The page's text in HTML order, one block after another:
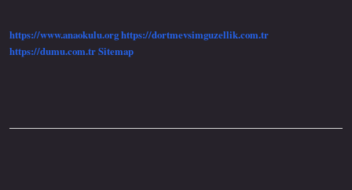
https://www.anaokulu.orghttps://dortmevsimguzellik.com.tr
https://dumu.com.trSitemap